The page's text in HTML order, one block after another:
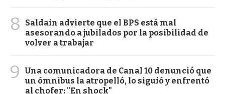
8
Saldain advierte que el BPS está mal
asesorando a jubilados por la posibilidad de
volver a trabajar
9
Una comunicadora de Canal 10 denunció que
un ómnibus la atropelló, lo siguió y enfrentó
al chofer: "En shock"